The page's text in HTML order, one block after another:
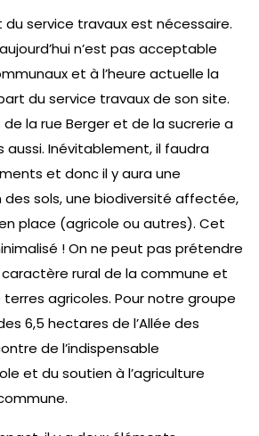
service travaux est nécessaire.
n’est pas acceptable
et à l’heure actuelle la
du service travaux de son site.
la rue Berger et de la sucrerie a
Inévitablement, il faudra
et donc il y aura une
sols, une biodiversité affectée,
place (agricole ou autres). Cet
! On ne peut pas prétendre
rural de la commune et
agricoles. Pour notre groupe
6,5 hectares de l’Allée des
de l’indispensable
et du soutien à l’agriculture